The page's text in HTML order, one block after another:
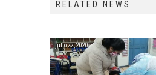
RELATED NEWS
julio 22, 2020